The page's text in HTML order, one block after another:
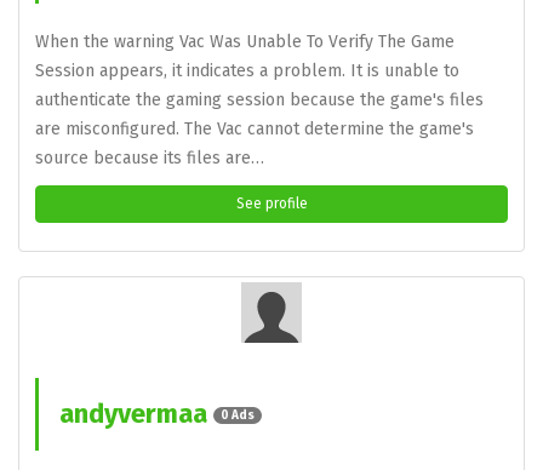
When the warning Vac Was Unable To Verify The Game
Session appears, it indicates a problem. It is unable to
authenticate the gaming session because the game's files
are misconfigured. The Vac cannot determine the game's
source because its files are…
See profile
andyvermaa 0 Ads